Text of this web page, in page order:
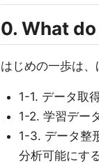
0. What do
はじめの一歩は
1-1. データ取
1-2. 学習デー
1-3. データ整
分析可能にす